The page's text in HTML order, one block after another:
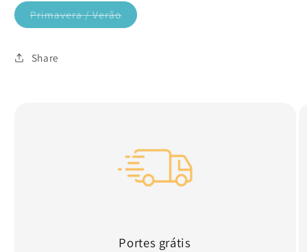
Primavera / Verão
Variante
Share
Portes grátis